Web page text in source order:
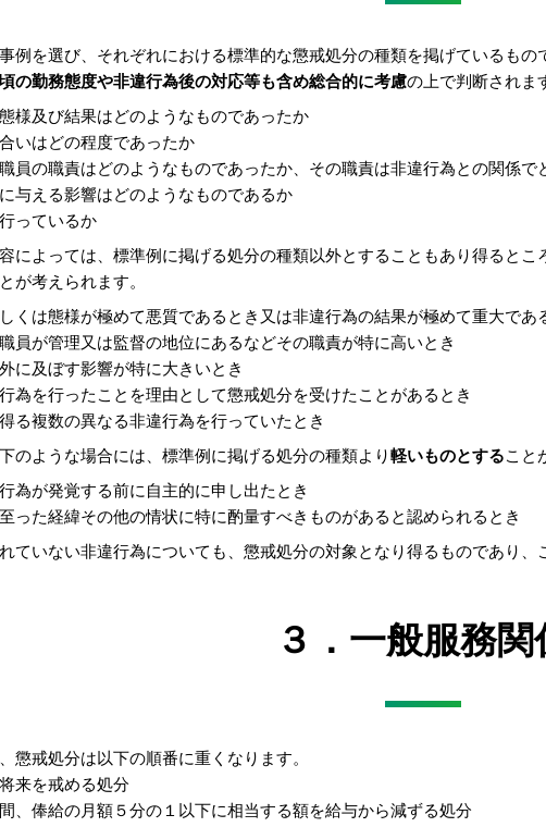
例を選び、それぞれにおける標準的な懲戒処分の種類を掲げているも
頃の勤務態度や非違行為後の対応等も含め総合的に考慮の上で判断されま
及び結果はどのようなものであったか
はどの程度であったか
の職責はどのようなものであったか、その職責は非違行為との関係で
える影響はどのようなものであるか
っているか
によっては、標準例に掲げる処分の種類以外とすることもあり得ると
が考えられます。
は態様が極めて悪質であるとき又は非違行為の結果が極めて重大であ
が管理又は監督の地位にあるなどその職責が特に高いとき
及ぼす影響が特に大きいとき
を行ったことを理由として懲戒処分を受けたことがあるとき
複数の異なる非違行為を行っていたとき
のような場合には、標準例に掲げる処分の種類より軽いものとすること
が発覚する前に自主的に申し出たとき
た経緯その他の情状に特に酌量すべきものがあると認められるとき
ていない非違行為についても、懲戒処分の対象となり得るものであり
３．一般服務関
懲戒処分は以下の順番に重くなります。
来を戒める処分
、俸給の月額５分の１以下に相当する額を給与から減ずる処分